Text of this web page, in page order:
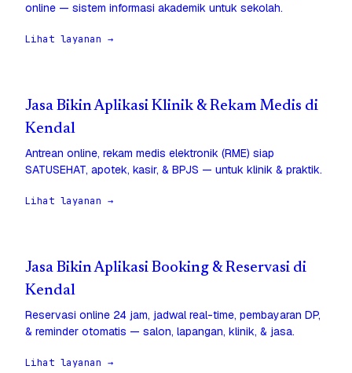
online — sistem informasi akademik untuk sekolah.
Lihat layanan →
Jasa Bikin Aplikasi Klinik & Rekam Medis di
Kendal
Antrean online, rekam medis elektronik (RME) siap
SATUSEHAT, apotek, kasir, & BPJS — untuk klinik & praktik.
Lihat layanan →
Jasa Bikin Aplikasi Booking & Reservasi di
Kendal
Reservasi online 24 jam, jadwal real-time, pembayaran DP,
& reminder otomatis — salon, lapangan, klinik, & jasa.
Lihat layanan →